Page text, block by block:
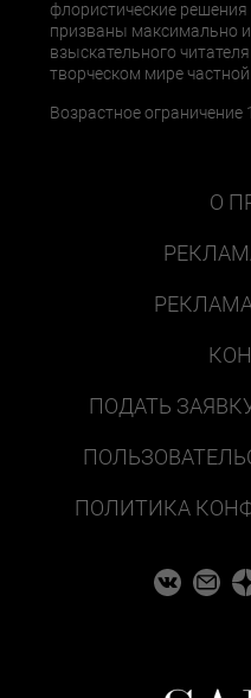
флористические
призваны максимально
взыскательного
творческом мире
Возрастное ограничение
О
ПОДАТЬ
ПОЛИТИКА